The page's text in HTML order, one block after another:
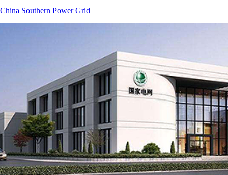
China Southern Power Grid